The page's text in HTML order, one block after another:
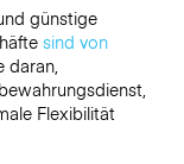
günstige
sind von
daran,
Flexibilität